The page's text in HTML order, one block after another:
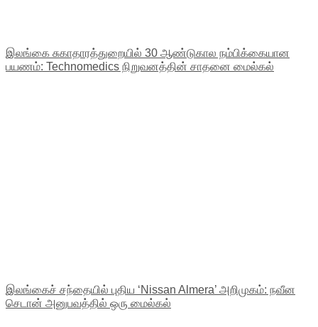
இலங்கை சுகாதாரத்துறையில் 30 ஆண்டுகால நம்பிக்கையான
பயணம்: Technomedics நிறுவனத்தின் சாதனை மைல்கல்
இலங்கைச் சந்தையில் புதிய ‘Nissan Almera’ அறிமுகம்: நவீன
செடான் அனுபவத்தில் ஒரு மைல்கல்